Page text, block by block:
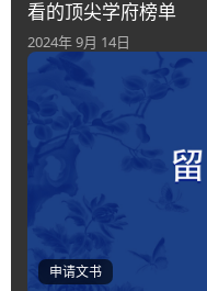
看的顶尖学府榜单
2024年 9月 14日
申请文书